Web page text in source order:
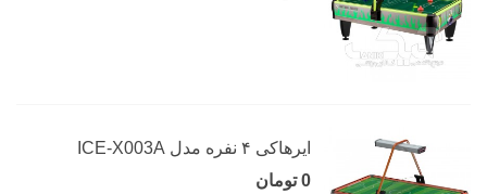
ایرهاکی ۴ نفره مدل ICE-X003A
0 تومان